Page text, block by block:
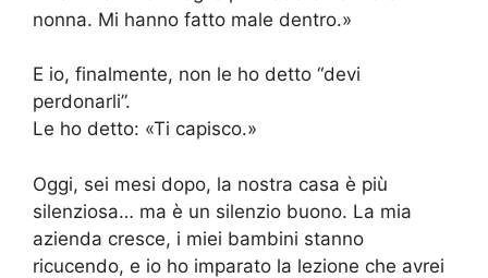
nonna. Mi hanno fatto male dentro.»
E io, finalmente, non le ho detto “devi
perdonarli”.
Le ho detto: «Ti capisco.»
Oggi, sei mesi dopo, la nostra casa è più
silenziosa… ma è un silenzio buono. La mia
azienda cresce, i miei bambini stanno
ricucendo, e io ho imparato la lezione che avrei